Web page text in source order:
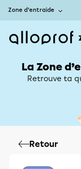
Zone d’entraide
La Zone
Retrouve ta
Retour